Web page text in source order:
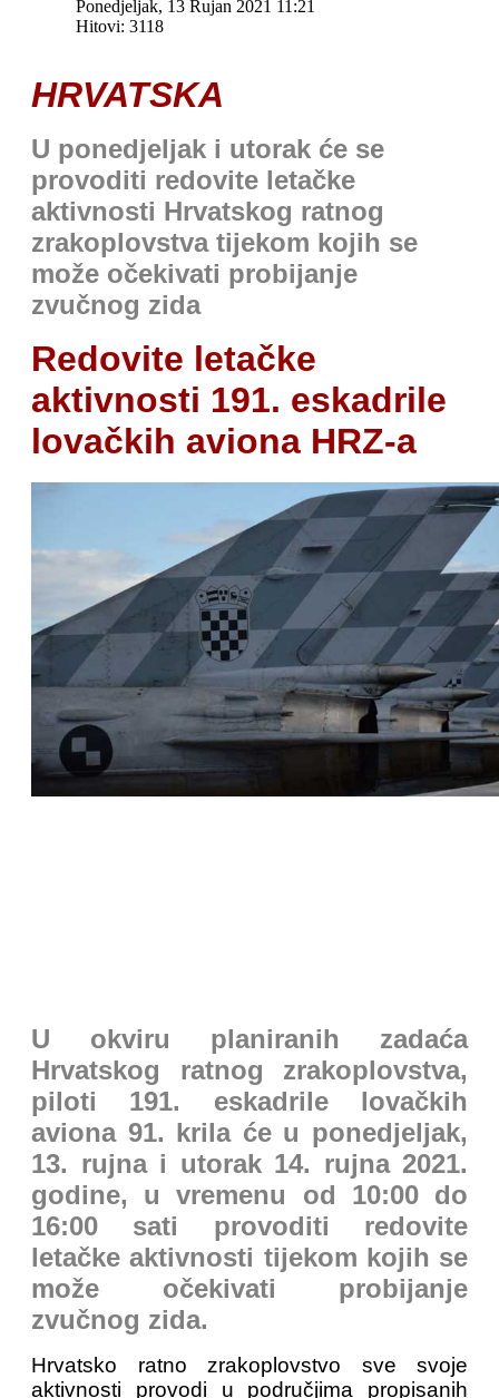
Ponedjeljak, 13 Rujan 2021 11:21
Hitovi: 3118
HRVATSKA
U ponedjeljak i utorak će se
provoditi redovite letačke
aktivnosti Hrvatskog ratnog
zrakoplovstva tijekom kojih se
može očekivati probijanje
zvučnog zida
Redovite letačke
aktivnosti 191. eskadrile
lovačkih aviona HRZ-a
U okviru planiranih zadaća
Hrvatskog ratnog zrakoplovstva,
piloti 191. eskadrile lovačkih
aviona 91. krila će u ponedjeljak,
13. rujna i utorak 14. rujna 2021.
godine, u vremenu od 10:00 do
16:00 sati provoditi redovite
letačke aktivnosti tijekom kojih se
može očekivati probijanje
zvučnog zida.
Hrvatsko ratno zrakoplovstvo sve svoje
aktivnosti provodi u područjima propisanih